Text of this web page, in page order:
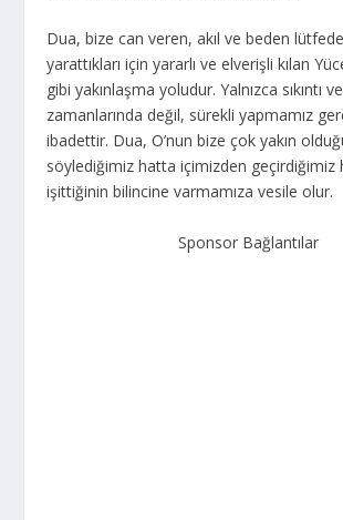
Dua, bize can veren, akıl ve beden
yarattıkları için yararlı ve elverişli kılan
gibi yakınlaşma yoludur. Yalnızca sıkıntı
zamanlarında değil, sürekli yapmamız
ibadettir. Dua, O’nun bize çok yakın
söylediğimiz hatta içimizden geçirdiğimiz
işittiğinin bilincine varmamıza vesile olur.
Sponsor Bağlantılar